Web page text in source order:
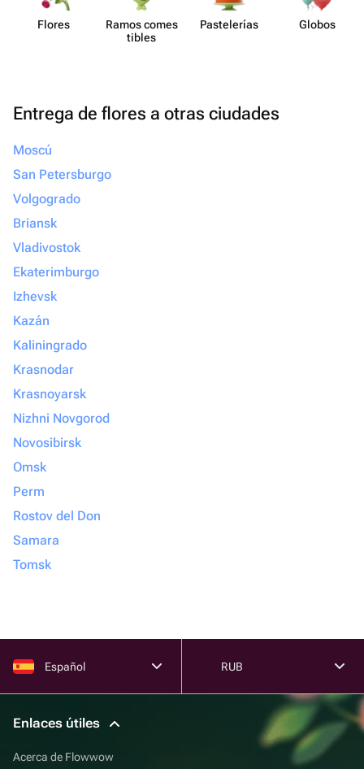
Flores
Ramos comes​
tibles
Paste​lerías Globos
Entrega de flores a otras ciudades
Moscú
San Petersburgo
Volgogrado
Briansk
Vladivostok
Ekaterimburgo
Izhevsk
Kazán
Kaliningrado
Krasnodar
Krasnoyarsk
Nizhni Novgorod
Novosibirsk
Omsk
Perm
Rostov del Don
Samara
Tomsk
Español RUB
Enlaces útiles
Acerca de Flowwow